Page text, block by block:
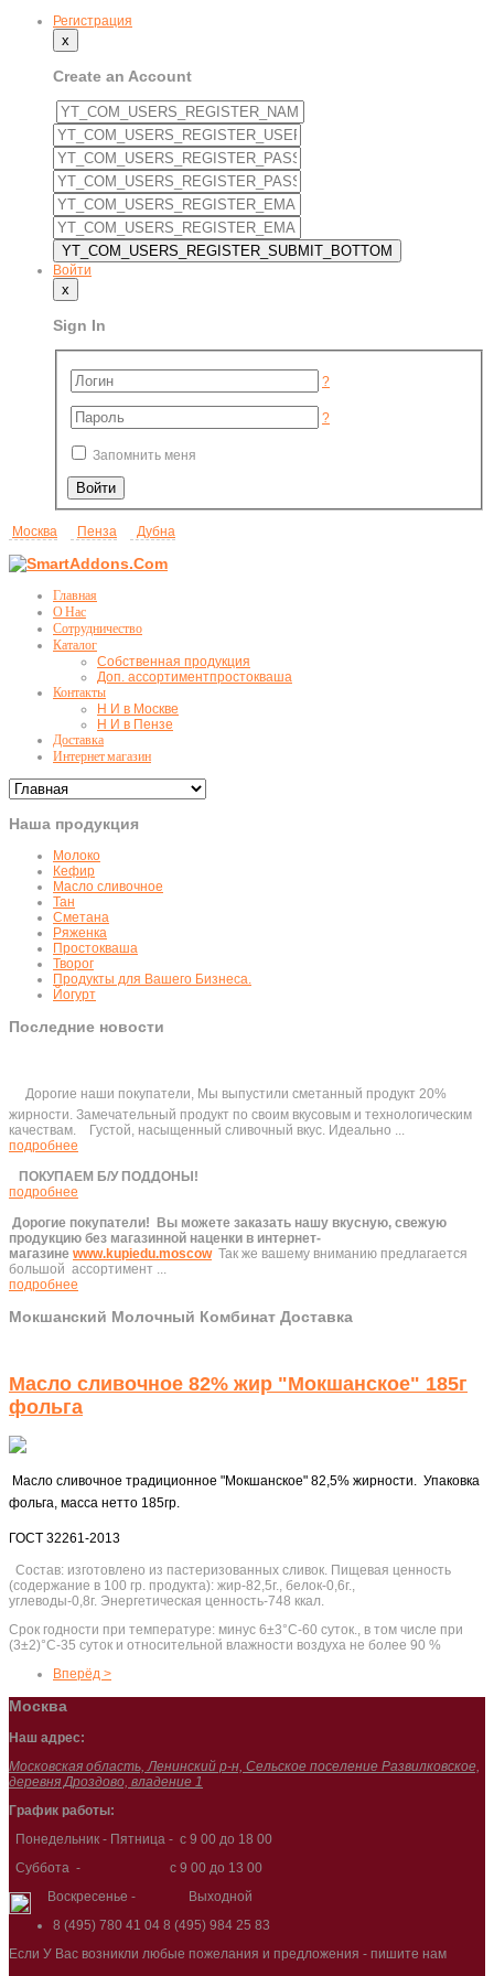
Регистрация
x
Create an Account
Войти
x
Sign In
?
?
Запомнить меня
Москва Пенза Дубна
Главная
О Нас
Сотрудничество
Каталог
Собственная продукция
Доп. ассортиментпростокваша
Контакты
Н И в Москве
Н И в Пензе
Доставка
Интернет магазин
Наша продукция
Молоко
Кефир
Масло сливочное
Тан
Сметана
Ряженка
Простокваша
Творог
Продукты для Вашего Бизнеса.
Йогурт
Последние новости
Дорогие наши покупатели, Мы выпустили сметанный продукт 20%
жирности. Замечательный продукт по своим вкусовым и технологическим
качествам. Густой, насыщенный сливочный вкус. Идеально ...
подробнее
ПОКУПАЕМ Б/У ПОДДОНЫ!
подробнее
Дорогие покупатели!
Вы можете заказать нашу вкусную, свежую
продукцию без магазинной наценки в интернет-
магазине www.kupiedu.moscow Так же вашему вниманию предлагается
большой ассортимент ...
подробнее
Мокшанский Молочный Комбинат Доставка
Масло сливочное 82% жир "Мокшанское" 185г
фольга
Масло сливочное традиционное "Мокшанское" 82,5% жирности. Упаковка
фольга, масса нетто 185гр.
ГОСТ 32261-2013
Состав: изготовлено из пастеризованных сливок. Пищевая ценность
(содержание в 100 гр. продукта): жир-82,5г., белок-0,6г.,
углеводы-0,8г. Энергетическая ценность-748 ккал.
Срок годности при температуре: минус 6±3°C-60 суток., в том числе при
(3±2)°C-35 суток и относительной влажности воздуха не более 90 %
Вперёд >
Москва
Наш адрес:
Московская область, Ленинский р-н, Сельское поселение Развилковское,
деревня Дроздово, владение 1
График работы:
Понедельник - Пятница - с 9 00 до 18 00
Суббота - с 9 00 до 13 00
Воскресенье - Выходной
8 (495) 780 41 04 8 (495) 984 25 83
Если У Вас возникли любые пожелания и предложения - пишите нам